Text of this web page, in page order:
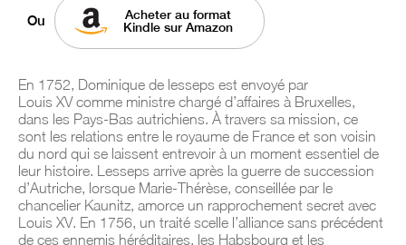
Ou
Acheter au format
Kindle sur Amazon
En 1752, Dominique de lesseps est envoyé par
Louis XV comme ministre chargé d’affaires à Bruxelles,
dans les Pays-Bas autrichiens. À travers sa mission, ce
sont les relations entre le royaume de France et son voisin
du nord qui se laissent entrevoir à un moment essentiel de
leur histoire. Lesseps arrive après la guerre de succession
d’Autriche, lorsque Marie-Thérèse, conseillée par le
chancelier Kaunitz, amorce un rapprochement secret avec
Louis XV. En 1756, un traité scelle l’alliance sans précédent
de ces ennemis héréditaires, les Habsbourg et les